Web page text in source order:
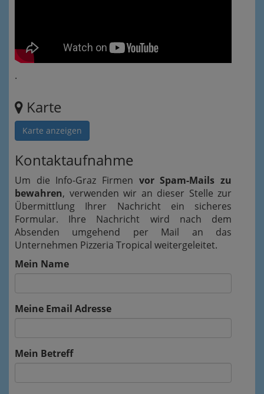
.
Karte
Karte anzeigen
Kontaktaufnahme
Um die Info-Graz Firmen vor Spam-Mails zu
bewahren, verwenden wir an dieser Stelle zur
Übermittlung Ihrer Nachricht ein sicheres
Formular. Ihre Nachricht wird nach dem
Absenden umgehend per Mail an das
Unternehmen Pizzeria Tropical weitergeleitet.
Mein Name
Meine Email Adresse
Mein Betreff